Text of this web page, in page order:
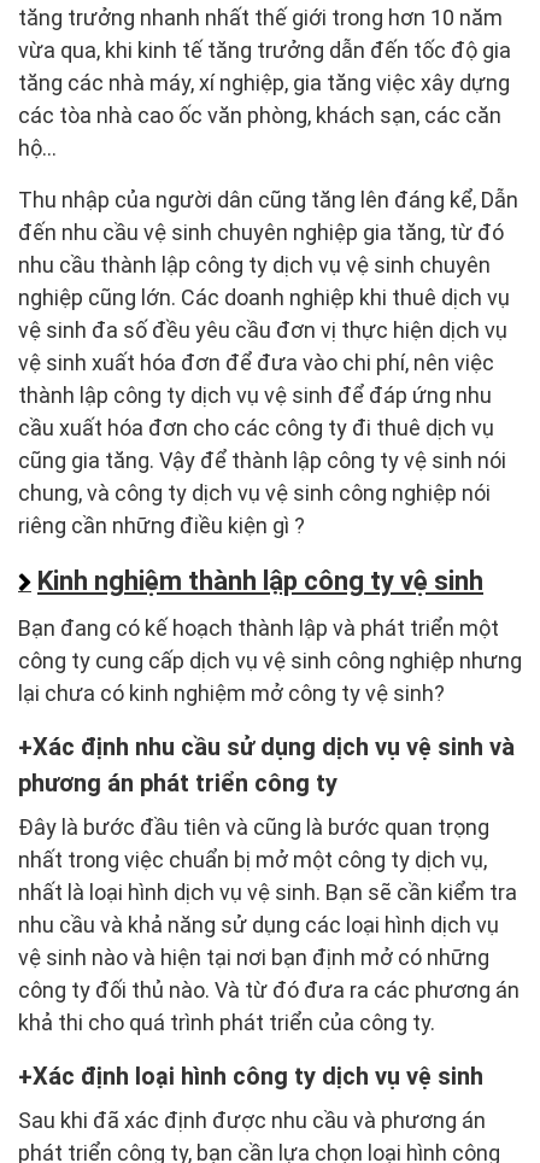
tăng trưởng nhanh nhất thế giới trong hơn 10 năm
vừa qua, khi kinh tế tăng trưởng dẫn đến tốc độ gia
tăng các nhà máy, xí nghiệp, gia tăng việc xây dựng
các tòa nhà cao ốc văn phòng, khách sạn, các căn
hộ…
Thu nhập của người dân cũng tăng lên đáng kể, Dẫn
đến nhu cầu vệ sinh chuyên nghiệp gia tăng, từ đó
nhu cầu thành lập công ty dịch vụ vệ sinh chuyên
nghiệp cũng lớn. Các doanh nghiệp khi thuê dịch vụ
vệ sinh đa số đều yêu cầu đơn vị thực hiện dịch vụ
vệ sinh xuất hóa đơn để đưa vào chi phí, nên việc
thành lập công ty dịch vụ vệ sinh để đáp ứng nhu
cầu xuất hóa đơn cho các công ty đi thuê dịch vụ
cũng gia tăng. Vậy để thành lập công ty vệ sinh nói
chung, và công ty dịch vụ vệ sinh công nghiệp nói
riêng cần những điều kiện gì ?
Kinh nghiệm thành lập công ty vệ sinh
Bạn đang có kế hoạch thành lập và phát triển một
công ty cung cấp dịch vụ vệ sinh công nghiệp nhưng
lại chưa có kinh nghiệm mở công ty vệ sinh?
Xác định nhu cầu sử dụng dịch vụ vệ sinh và
phương án phát triển công ty
Đây là bước đầu tiên và cũng là bước quan trọng
nhất trong việc chuẩn bị mở một công ty dịch vụ,
nhất là loại hình dịch vụ vệ sinh. Bạn sẽ cần kiểm tra
nhu cầu và khả năng sử dụng các loại hình dịch vụ
vệ sinh nào và hiện tại nơi bạn định mở có những
công ty đối thủ nào. Và từ đó đưa ra các phương án
khả thi cho quá trình phát triển của công ty.
Xác định loại hình công ty dịch vụ vệ sinh
Sau khi đã xác định được nhu cầu và phương án
phát triển công ty, bạn cần lựa chọn loại hình công